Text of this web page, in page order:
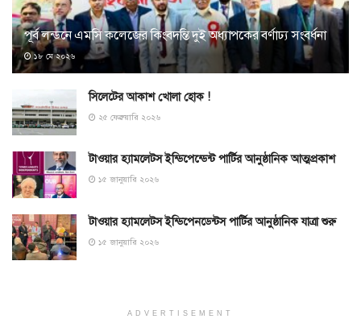
পূর্ব লন্ডনে এমসি কলেজের কিংবদন্তি দুই অধ্যাপকের বর্ণাঢ্য সংবর্ধনা
১৮ মে ২০২৬
সিলেটের আকাশ খোলা হোক !
২৫ ফেব্রুয়ারি ২০২৬
টাওয়ার হ্যামলেটস ইন্ডিপেন্ডেন্ট পার্টির আনুষ্ঠানিক আত্মপ্রকাশ
১৫ জানুয়ারি ২০২৬
টাওয়ার হ্যামলেটস ইন্ডিপেনডেন্টস পার্টির আনুষ্ঠানিক যাত্রা শুরু
১৫ জানুয়ারি ২০২৬
ADVERTISEMENT